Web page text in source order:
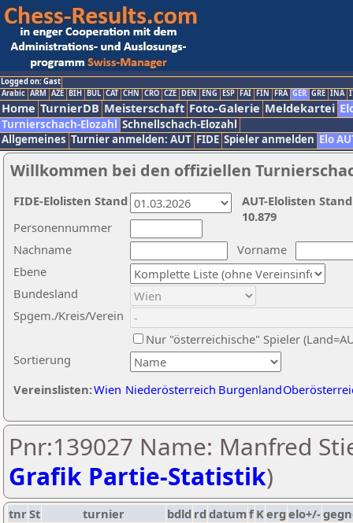
Logged on: Gast
Arabic ARM AZE BIH BUL CAT CHN CRO CZE DEN ENG ESP FAI FIN FRA GER GRE INA
Home TurnierDB Meisterschaft Foto-Galerie Meldekartei
Turnierschach-Elozahl Schnellschach-Elozahl
Allgemeines Turnier anmelden: AUT FIDE Spieler anmelden Elo
Willkommen bei den offiziellen
Nachname
Vorname
Ebene
Sortierung
Personennummer
Bundesland
Spgem./Kreis/Verein
Nur "österreichische" Spieler
Vereinslisten:Wien Niederösterreich Burgenland
AUT-Elolisten
10.879
FIDE-Elolisten Stand
Pnr:139027 Name: Manfred
Grafik Partie-Statistik)
tnrSt turnier bdld rd datumf Kerg elo+/-